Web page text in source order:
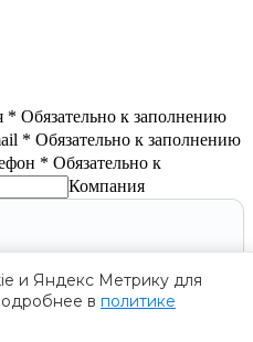
и Яндекс Метрику для
в политике
* Обязательно к заполнению
* Обязательно к заполнению
* Обязательно к
Компания